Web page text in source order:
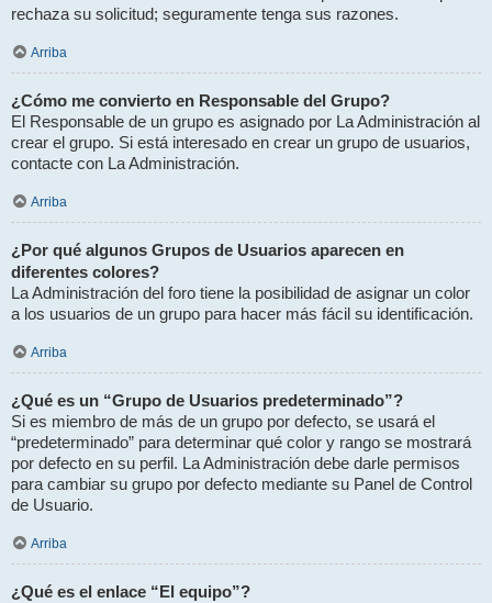
rechaza su solicitud; seguramente tenga sus razones.
Arriba
¿Cómo me convierto en Responsable del Grupo?
El Responsable de un grupo es asignado por La Administración al
crear el grupo. Si está interesado en crear un grupo de usuarios,
contacte con La Administración.
Arriba
¿Por qué algunos Grupos de Usuarios aparecen en
diferentes colores?
La Administración del foro tiene la posibilidad de asignar un color
a los usuarios de un grupo para hacer más fácil su identificación.
Arriba
¿Qué es un “Grupo de Usuarios predeterminado”?
Si es miembro de más de un grupo por defecto, se usará el
“predeterminado” para determinar qué color y rango se mostrará
por defecto en su perfil. La Administración debe darle permisos
para cambiar su grupo por defecto mediante su Panel de Control
de Usuario.
Arriba
¿Qué es el enlace “El equipo”?